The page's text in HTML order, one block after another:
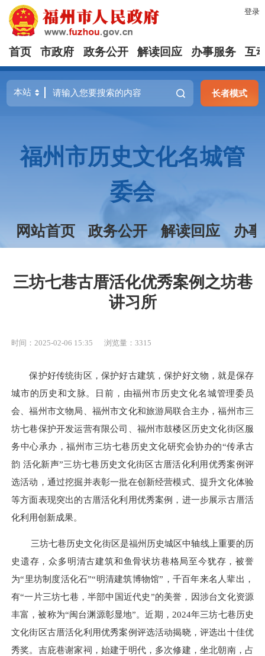
登录
首页 市政府 政务公开 解读回应 办事服务 互
长者模式
福州市历史文化名城管
委会
网站首页 政务公开 解读回应 办
三坊七巷古厝活化优秀案例之坊巷
讲习所
时间：2025-02-06 15:35 浏览量：3315
保护好传统街区，保护好古建筑，保护好文物，就是保存
城市的历史和文脉。日前，由福州市历史文化名城管理委员
会、福州市文物局、福州市文化和旅游局联合主办，福州市三
坊七巷保护开发运营有限公司、福州市鼓楼区历史文化街区服
务中心承办，福州市三坊七巷历史文化研究会协办的“传承古
韵 活化新声”三坊七巷历史文化街区古厝活化利用优秀案例评
选活动，通过挖掘并表彰一批在创新经营模式、提升文化体验
等方面表现突出的古厝活化利用优秀案例，进一步展示古厝活
化利用创新成果。
三坊七巷历史文化街区是福州历史城区中轴线上重要的历
史遗存，众多明清古建筑和鱼骨状坊巷格局至今犹存，被誉
为“里坊制度活化石”“明清建筑博物馆”，千百年来名人辈出，
有“一片三坊七巷，半部中国近代史”的美誉，因涉台文化资源
丰富，被称为“闽台渊源彰显地”。近期，2024年三坊七巷历史
文化街区古厝活化利用优秀案例评选活动揭晓，评选出十佳优
秀奖。吉庇巷谢家祠，始建于明代，多次修建，坐北朝南，占